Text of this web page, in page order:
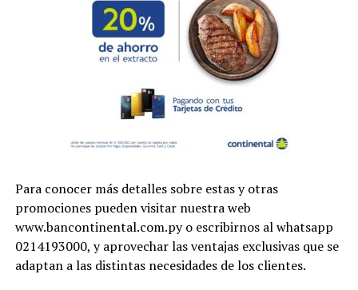
Para conocer más detalles sobre estas y otras
promociones pueden visitar nuestra web
www.bancontinental.com.py o escribirnos al whatsapp
0214193000, y aprovechar las ventajas exclusivas que se
adaptan a las distintas necesidades de los clientes.